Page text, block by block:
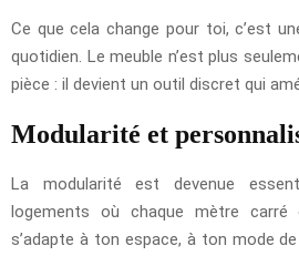
Ce que cela change pour toi, c’est
quotidien. Le meuble n’est plus
pièce : il devient un outil discret qui
Modularité et
La modularité est devenue
logements où chaque mètre carré
s’adapte à ton espace, à ton mode